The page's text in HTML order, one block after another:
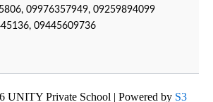
09976357949, 09259894099
09445609736
UNITY Private School | Powered by S3